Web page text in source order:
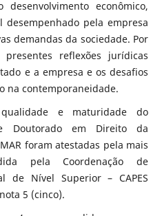
econômico,
pela empresa
demandas da sociedade. Por
reflexões jurídicas
e a empresa e os desafios
na contemporaneidade.
e maturidade do
Doutorado em Direito da
foram atestadas pela mais
pela Coordenação de
de Nível Superior – CAPES
5 (cinco).